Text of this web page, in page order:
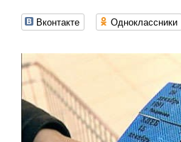
Вконтакте Одноклассники